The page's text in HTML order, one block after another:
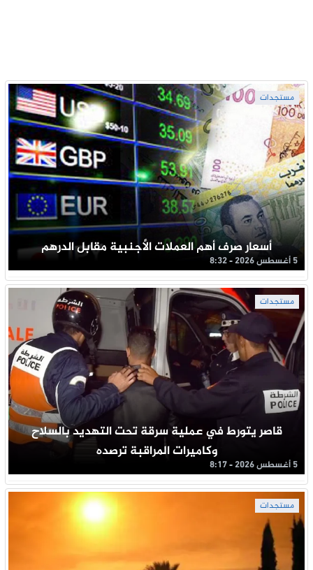
مستجدات
أسعار صرف أهم العملات الأجنبية مقابل الدرهم
5 أغسطس 2026 - 8:32
مستجدات
قاصر يتورط في عملية سرقة تحت التهديد بالسلاح
وكاميرات المراقبة ترصده
5 أغسطس 2026 - 8:17
مستجدات